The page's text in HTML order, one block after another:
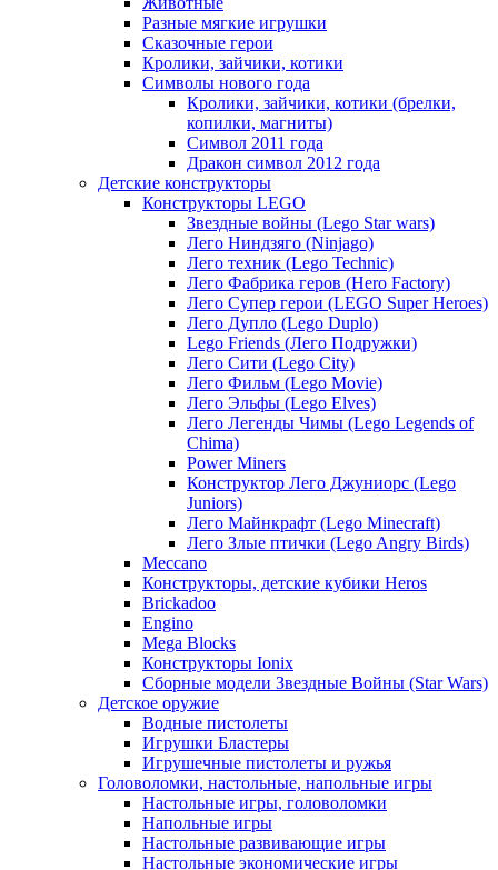
Разные мягкие игрушки
Сказочные герои
Кролики, зайчики, котики
Символы нового года
Кролики, зайчики, котики (брелки,
копилки, магниты)
Cимвол 2011 года
Дракон символ 2012 года
Детские конструкторы
Конструкторы LEGO
Звездные войны (Lego Star wars)
Лего Ниндзяго (Ninjago)
Лего техник (Lego Technic)
Лего Фабрика геров (Hero Factory)
Лего Супер герои (LEGO Super Heroes)
Лего Дупло (Lego Duplo)
Lego Friends (Лего Подружки)
Лего Сити (Lego City)
Лего Фильм (Lego Movie)
Лего Эльфы (Lego Elves)
Лего Легенды Чимы (Lego Legends of
Chima)
Power Miners
Конструктор Лего Джуниорс (Lego
Juniors)
Лего Майнкрафт (Lego Minecraft)
Лего Злые птички (Lego Angry Birds)
Meccano
Конструкторы, детские кубики Heros
Brickadoo
Engino
Mega Blocks
Конструкторы Ionix
Сборные модели Звездные Войны (Star Wars)
Детское оружие
Водные пистолеты
Игрушки Бластеры
Игрушечные пистолеты и ружья
Головоломки, настольные, напольные игры
Настольные игры, головоломки
Напольные игры
Настольные развивающие игры
Настольные экономические игры